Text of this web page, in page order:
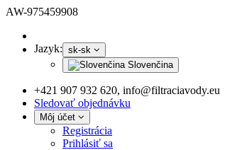
AW-975459908
Jazyk: sk-sk
Slovenčina
+421 907 932 620, info@filtraciavody.eu
Sledovať objednávku
Môj účet
Registrácia
Prihlásiť sa